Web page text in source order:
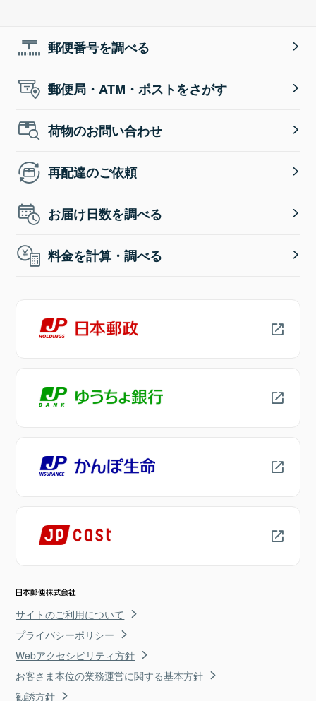
郵便番号を調べる
郵便局・ATM・ポストをさがす
荷物のお問い合わせ
再配達のご依頼
お届け日数を調べる
料金を計算・調べる
サイトのご利用について
プライバシーポリシー
Webアクセシビリティ方針
お客さま本位の業務運営に関する基本方針
勧誘方針